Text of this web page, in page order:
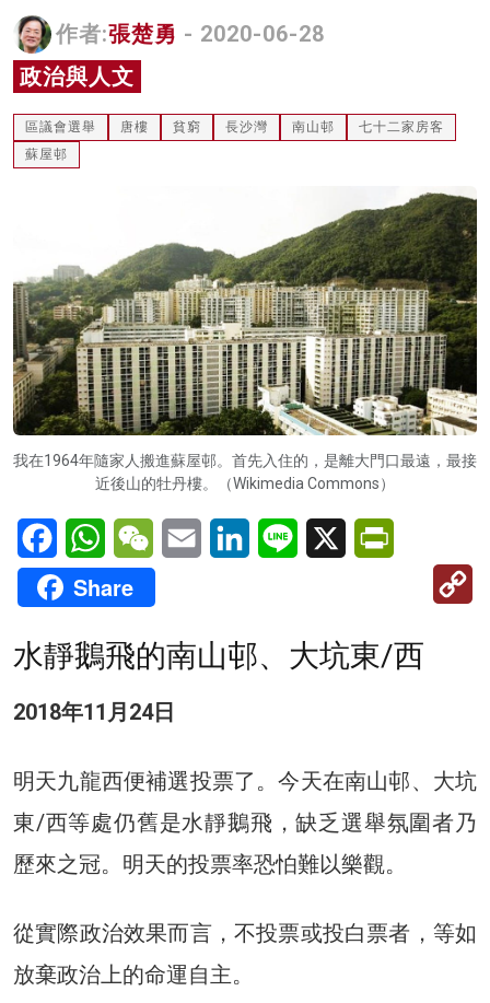
名家榜
灼見活動
作者:張楚勇 - 2020-06-28
政治與人文
區議會選舉 唐樓 貧窮 長沙灣 南山邨
七十二家房客
蘇屋邨
我在1964年隨家人搬進蘇屋邨。首先入住的，是離大門口最遠，最接
近後山的牡丹樓。（Wikimedia Commons）
FacebookWhatsAppWeChatEmail LinkedInLine X
Share
水靜鵝飛的南山邨、大坑東/西
2018年11月24日
明天九龍西便補選投票了。今天在南山邨、大坑
東/西等處仍舊是水靜鵝飛，缺乏選舉氛圍者乃
歷來之冠。明天的投票率恐怕難以樂觀。
從實際政治效果而言，不投票或投白票者，等如
放棄政治上的命運自主。